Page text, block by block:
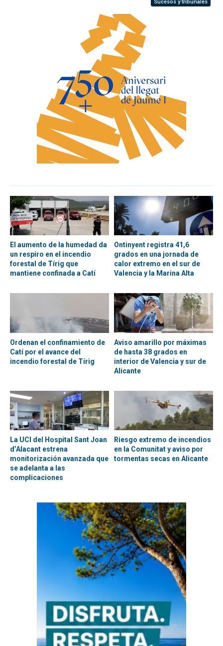
Sucesos y tribunales
El aumento de la humedad da
un respiro en el incendio
forestal de Tírig que
mantiene confinada a Catí
Ontinyent registra 41,6
grados en una jornada de
calor extremo en el sur de
Valencia y la Marina Alta
Ordenan el confinamiento de
Catí por el avance del
incendio forestal de Tírig
Aviso amarillo por máximas
de hasta 38 grados en
interior de Valencia y sur de
Alicante
La UCI del Hospital Sant Joan
d’Alacant estrena
monitorización avanzada que
se adelanta a las
complicaciones
Riesgo extremo de incendios
en la Comunitat y aviso por
tormentas secas en Alicante